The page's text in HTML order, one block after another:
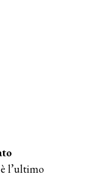
l’ultimo